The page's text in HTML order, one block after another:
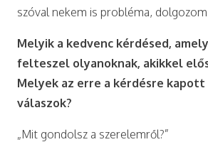
szóval nekem is probléma,
Melyik a kedvenc kérdésed,
felteszel olyanoknak, akikkel
Melyek az erre a kérdésre
válaszok?
„Mit gondolsz a szerelemről?”